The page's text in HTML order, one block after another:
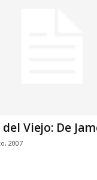
Viejo: De
2007